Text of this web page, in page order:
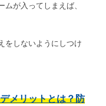
が入ってしまえば、
をしないようにしつけ
メリットとは？防